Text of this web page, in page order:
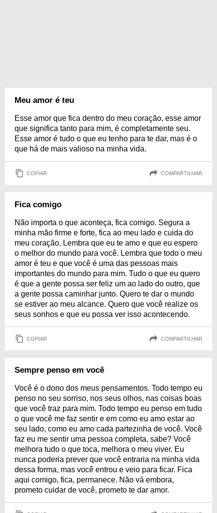
Meu amor é teu
Esse amor que fica dentro do meu coração, esse amor
que significa tanto para mim, é completamente seu.
Esse amor é tudo o que eu tenho para te dar, mas é o
que há de mais valioso na minha vida.
COPIAR COMPARTILHAR
Fica comigo
Não importa o que aconteça, fica comigo. Segura a
minha mão firme e forte, fica ao meu lado e cuida do
meu coração. Lembra que eu te amo e que eu espero
o melhor do mundo para você. Lembra que todo o meu
amor é teu e que você é uma das pessoas mais
importantes do mundo para mim. Tudo o que eu quero
é que a gente possa ser feliz um ao lado do outro, que
a gente possa caminhar junto. Quero te dar o mundo
se estiver ao meu alcance. Quero que você realize os
seus sonhos e que eu possa ver isso acontecendo.
COPIAR COMPARTILHAR
Sempre penso em você
Você é o dono dos meus pensamentos. Todo tempo eu
penso no seu sorriso, nos seus olhos, nas coisas boas
que você traz para mim. Todo tempo eu penso em tudo
o que você me faz sentir e em como eu amo estar ao
seu lado, como eu amo cada partezinha de você. Você
faz eu me sentir uma pessoa completa, sabe? Você
melhora tudo o que toca, melhora o meu viver. Eu
nunca poderia prever que você entraria na minha vida
dessa forma, mas você entrou e veio para ficar. Fica
aqui comigo, fica, permanece. Não vá embora,
prometo cuidar de você, prometo te dar amor.